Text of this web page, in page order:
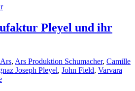
Pleyel und ihr
Ars, Ars Produktion Schumacher, Camille
Joseph Pleyel, John Field, Varvara